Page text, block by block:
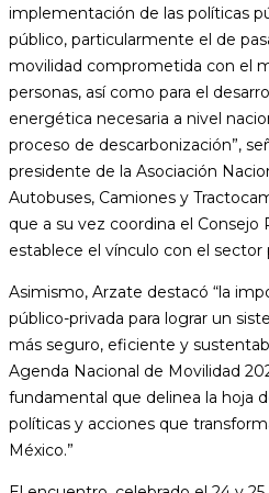
implementación de las políticas
público, particularmente el de
movilidad comprometida con el
personas, así como para el
energética necesaria a nivel
proceso de descarbonización”,
presidente de la Asociación
Autobuses, Camiones y
que a su vez coordina el
establece el vínculo con el sector
Asimismo, Arzate destacó “la
público-privada para lograr un
más seguro, eficiente y
Agenda Nacional de Movilidad
fundamental que delinea la hoja
políticas y acciones que
México.”